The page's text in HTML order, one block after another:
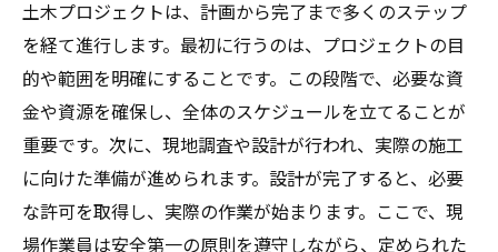
土木プロジェクトは、計画から完了まで多くのステップ
を経て進行します。最初に行うのは、プロジェクトの目
的や範囲を明確にすることです。この段階で、必要な資
金や資源を確保し、全体のスケジュールを立てることが
重要です。次に、現地調査や設計が行われ、実際の施工
に向けた準備が進められます。設計が完了すると、必要
な許可を取得し、実際の作業が始まります。ここで、現
場作業員は安全第一の原則を遵守しながら、定められた